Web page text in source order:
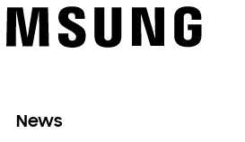
News